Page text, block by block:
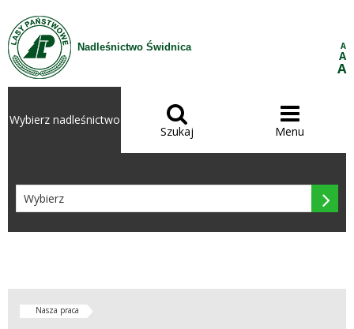
Przejdź do treści
Nadleśnictwo Świdnica A
A
A
Wybierz nadleśnictwo 
Szukaj

Menu

Nasza praca